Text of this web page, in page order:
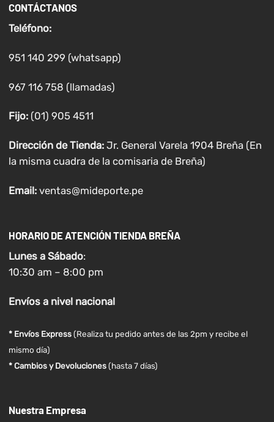
CONTÁCTANOS
Teléfono:
951 140 299 (whatsapp)
967 116 758 (llamadas)
Fijo:(01) 905 4511
Dirección de Tienda: Jr. General Varela 1904 Breña (En
la misma cuadra de la comisaria de Breña)
Email: ventas@mideporte.pe
HORARIO DE ATENCIÓN TIENDA BREÑA
Lunes a Sábado:
10:30 am – 8:00 pm
Envíosa nivel nacional
* Envíos Express(Realiza tu pedido antes de las 2pm y recibe el
mismo día)
* Cambios y Devoluciones (hasta 7 días)
Nuestra Empresa